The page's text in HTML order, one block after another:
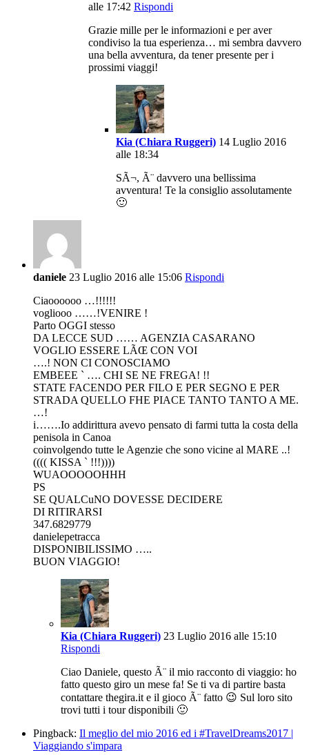
alle 17:42 Rispondi
Grazie mille per le informazioni e per aver
condiviso la tua esperienza… mi sembra davvero
una bella avventura, da tener presente per i
prossimi viaggi!
Kia (Chiara Ruggeri) 14 Luglio 2016
alle 18:34
SÃ¬, Ã¨ davvero una bellissima
avventura! Te la consiglio assolutamente
🙂
daniele 23 Luglio 2016 alle 15:06 Rispondi
Ciaoooooo …!!!!!!
vogliooo ……!VENIRE !
Parto OGGI stesso
DA LECCE SUD …… AGENZIA CASARANO
VOGLIO ESSERE LÃŒ CON VOI
….! NON CI CONOSCIAMO
EMBEEE ` …. CHI SE NE FREGA! !!
STATE FACENDO PER FILO E PER SEGNO E PER
STRADA QUELLO FHE PIACE TANTO TANTO A ME.
…!
i…….Io addirittura avevo pensato di farmi tutta la costa della
penisola in Canoa
coinvolgendo tutte le Agenzie che sono vicine al MARE ..!
(((( KISSA ` !!!))))
WUAOOOOOHHH
PS
SE QUALCuNO DOVESSE DECIDERE
DI RITIRARSI
347.6829779
danielepetracca
DISPONIBILISSIMO …..
BUON VIAGGIO!
Kia (Chiara Ruggeri) 23 Luglio 2016 alle 15:10
Rispondi
Ciao Daniele, questo Ã¨ il mio racconto di viaggio: ho
fatto questo giro un mese fa! Se ti va di partire basta
contattare thegira.it e il gioco Ã¨ fatto 😉 Sul loro sito
trovi tutti i tour disponibili 🙂
Pingback: Il meglio del mio 2016 ed i #TravelDreams2017 |
Viaggiando s'impara